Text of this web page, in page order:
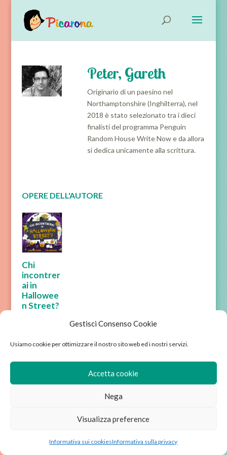
Gestisci Consenso Cookie
Usiamo cookie per ottimizzare il nostro sito web ed i nostri servizi.
Accetta cookie
Nega
Visualizza preference
Informativa sui cookiesInformativa sulla privacy
Peter, Gareth
Originario di un paesino nel
Northamptonshire (Inghilterra), nel
2018 è stato selezionato tra i dieci
finalisti del programma Penguin
Random House Write Now e da allora
si dedica unicamente alla scrittura.
OPERE DELL'AUTORE
Chi
incontrer
ai in
Hallowee
n Street?
Informativa sulla privacy
Wordpress sviluppato da Ixole